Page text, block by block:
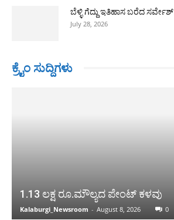
ಬೆಳ್ಳಿ ಗೆದ್ದು ಇತಿಹಾಸ ಬರೆದ ಸರ್ವೇಶ್
July 28, 2026
ಕ್ರೈಂ ಸುದ್ದಿಗಳು
1.13 ಲಕ್ಷ ರೂ.ಮೌಲ್ಯದ ಪೇಂಟ್ ಕಳವು
Kalaburgi_Newsroom - August 8, 2026 0